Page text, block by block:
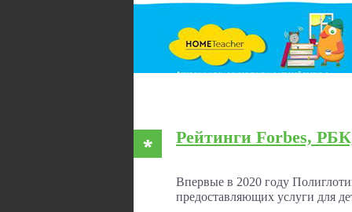
Рейтинги Forbes,
Впервые в 2020 году
предоставляющих услуги для